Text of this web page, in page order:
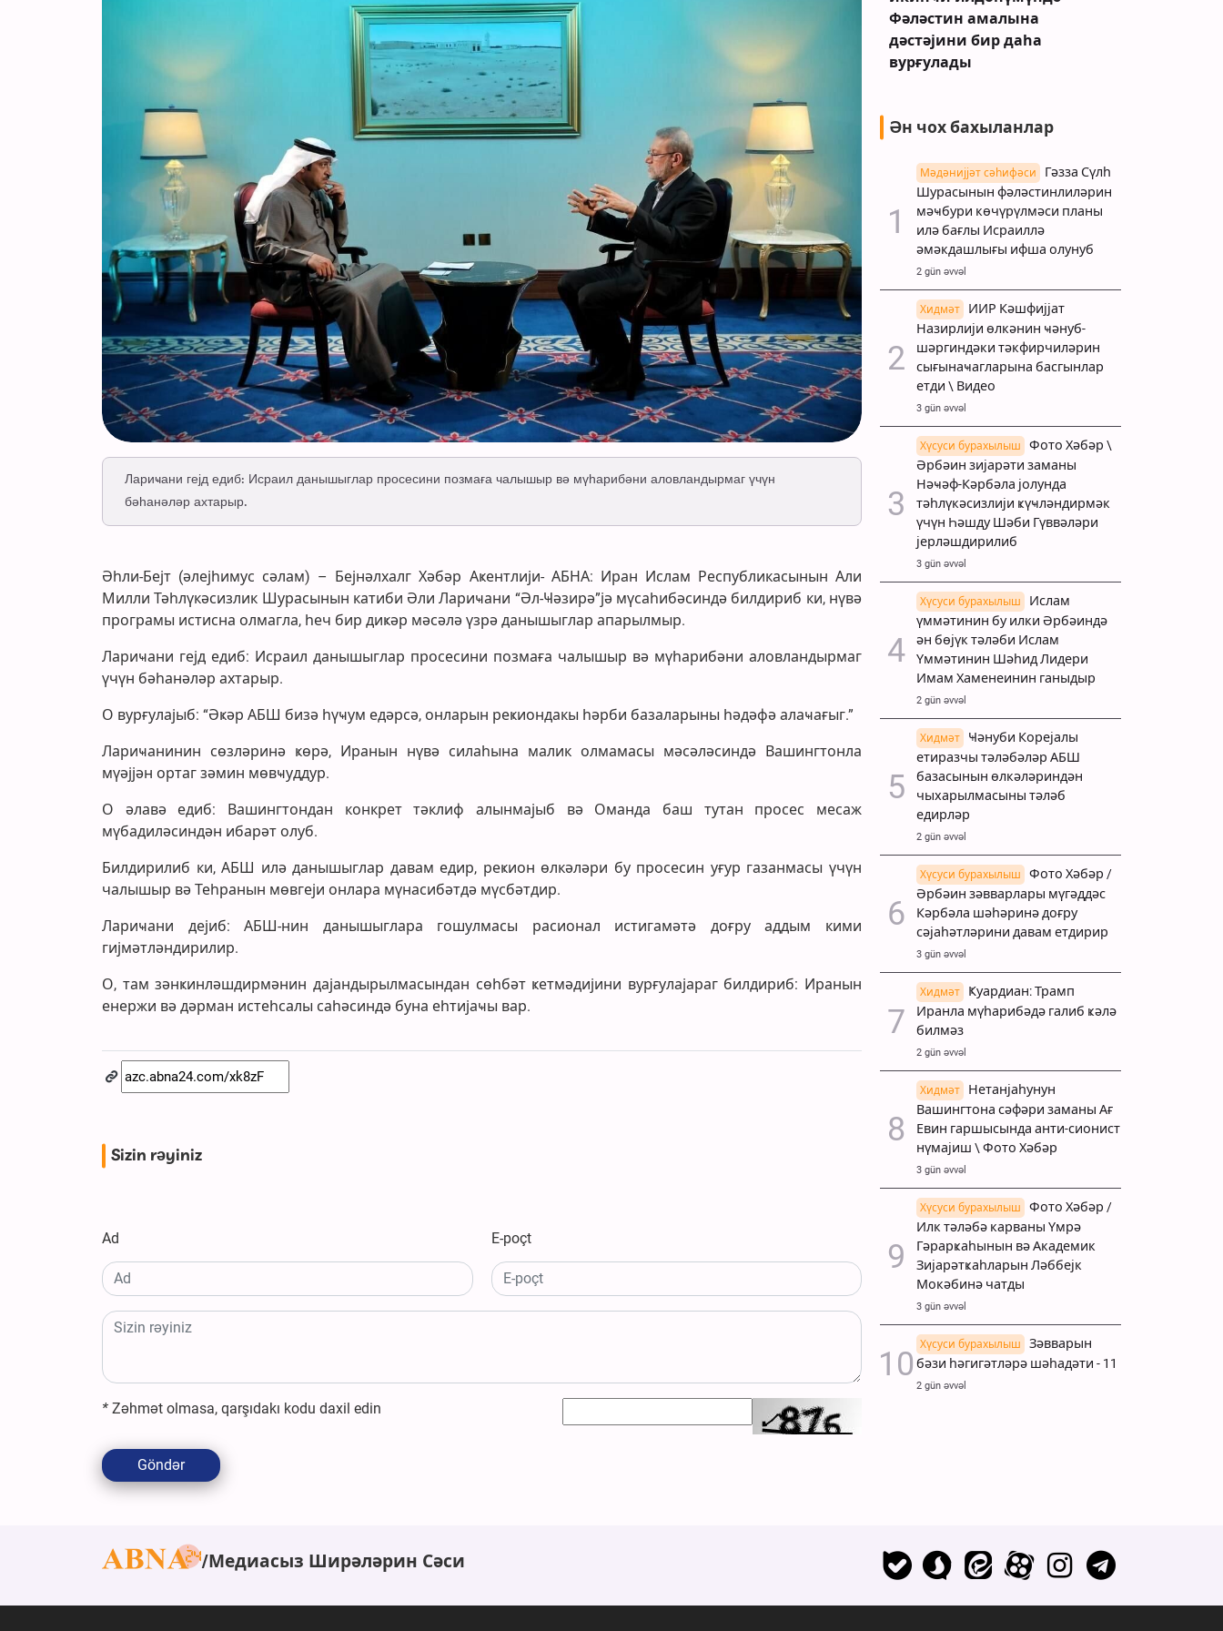
Лариҹани гејд едиб: Исраил данышыглар просесини позмаға чалышыр вә мүһарибәни аловландырмаг үчүн
бәһанәләр ахтарыр.
Әһли-Бејт (әлејһимус сәлам) – Бејнәлхалг Хәбәр Аҝентлији- АБНА: Иран Ислам Республикасынын Али
Милли Тәһлүкәсизлик Шурасынын катиби Әли Лариҹани “Әл-Ҹәзирә”јә мүсаһибәсиндә билдириб ки, нүвә
програмы истисна олмагла, һеч бир диҝәр мәсәлә үзрә данышыглар апарылмыр.
Лариҹани гејд едиб: Исраил данышыглар просесини позмаға чалышыр вә мүһарибәни аловландырмаг
үчүн бәһанәләр ахтарыр.
О вурғулајыб: “Әҝәр АБШ бизә һүҹум едәрсә, онларын реҝиондакы һәрби базаларыны һәдәфә алаҹағыг.”
Лариҹанинин сөзләринә ҝөрә, Иранын нүвә силаһына малик олмамасы мәсәләсиндә Вашингтонла
мүәјјән ортаг зәмин мөвҹуддур.
О әлавә едиб: Вашингтондан конкрет тәклиф алынмајыб вә Оманда баш тутан просес месаж
мүбадиләсиндән ибарәт олуб.
Билдирилиб ки, АБШ илә данышыглар давам едир, реҝион өлкәләри бу просесин уғур газанмасы үчүн
чалышыр вә Теһранын мөвгеји онлара мүнасибәтдә мүсбәтдир.
Лариҹани дејиб: АБШ-нин данышыглара гошулмасы расионал истигамәтә доғру аддым кими
гијмәтләндирилир.
О, там зәнҝинләшдирмәнин дајандырылмасындан сөһбәт ҝетмәдијини вурғулајараг билдириб: Иранын
енержи вә дәрман истеһсалы саһәсиндә буна еһтијаҹы вар.
Sizin rəyiniz
Ad E-poçt
* Zəhmət olmasa, qarşıdakı kodu daxil edin
Göndər
илә вида мәрасими
Фәләстин амалына
дәстәјини бир даһа
вурғулады
Ән чох бахыланлар
Мәдәнијјәт сәһифәси
Гәзза Сүлһ
Шурасынын фәләстинлиләрин
мәҹбури көчүрүлмәси планы
илә бағлы Исраиллә
әмәкдашлығы ифша олунуб
2 gün əvvəl
Хидмәт
ИИР Кәшфијјат
Назирлији өлкәнин ҹәнуб-
шәргиндәки тәкфирчиләрин
сығынаҹагларына басгынлар
етди \ Видео
3 gün əvvəl
Хүсуси бурахылыш
Фото Хәбәр \
Әрбәин зијарәти заманы
Нәҹәф-Кәрбәла јолунда
тәһлүкәсизлији ҝүҹләндирмәк
үчүн Һәшду Шәби Гүввәләри
јерләшдирилиб
3 gün əvvəl
Хүсуси бурахылыш
Ислам
үммәтинин бу илки Әрбәиндә
ән бөјүк тәләби Ислам
Үммәтинин Шәһид Лидери
Имам Хаменеинин ганыдыр
2 gün əvvəl
Хидмәт
Ҹәнуби Корејалы
етиразчы тәләбәләр АБШ
базасынын өлкәләриндән
чыхарылмасыны тәләб
едирләр
2 gün əvvəl
Хүсуси бурахылыш
Фото Хәбәр /
Әрбәин зәвварлары мүгәддәс
Кәрбәла шәһәринә доғру
сәјаһәтләрини давам етдирир
3 gün əvvəl
Хидмәт
Ҝуардиан: Трамп
Иранла мүһарибәдә галиб ҝәлә
билмәз
2 gün əvvəl
Хидмәт
Нетанјаһунун
Вашингтона сәфәри заманы Ағ
Евин гаршысында анти-сионист
нүмајиш \ Фото Хәбәр
3 gün əvvəl
Хүсуси бурахылыш
Фото Хәбәр /
Илк тәләбә карваны Үмрә
Гәрарҝаһынын вә Академик
Зијарәтҝаһларын Ләббејк
Мокәбинә чатды
3 gün əvvəl
Хүсуси бурахылыш
Зәвварын
бәзи һәгигәтләрә шәһадәти - 11
2 gün əvvəl
Медиасыз Ширәләрин Сәси